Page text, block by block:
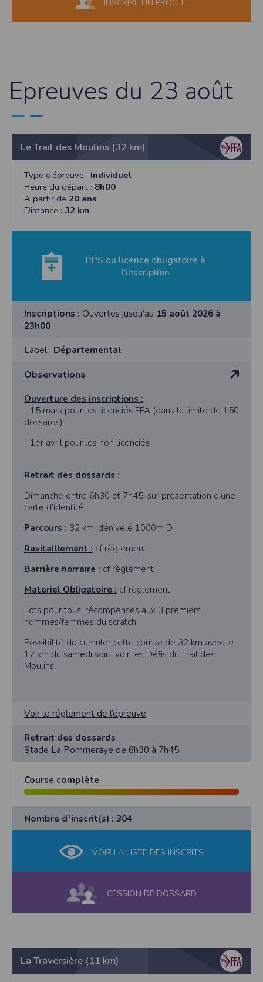
INSCRIRE UN PROCHE
Epreuves du 23 août
Le Trail des Moulins (32 km)
Type d’épreuve : Individuel
Heure du départ : 8h00
A partir de 20 ans
Distance : 32 km
PPS ou licence obligatoire à
l’inscription
Inscriptions : Ouvertes jusqu’au 15 août 2026 à
23h00
Label : Départemental
Observations
Ouverture des inscriptions :
- 15 mars pour les licenciés FFA (dans la limite de 150
dossards)
- 1er avril pour les non licenciés
Retrait des dossards :
Dimanche entre 6h30 et 7h45, sur présentation d'une
carte d'identité
Parcours : 32 km, dénivelé 1000m D
Ravitaillement : cf règlement
Barrière horraire : cf règlement
Materiel Obligatoire : cf règlement
Lots pour tous, récompenses aux 3 premiers
hommes/femmes du scratch
Possibilité de cumuler cette course de 32 km avec le
17 km du samedi soir : voir les Défis du Trail des
Moulins.
Voir le réglement de l’épreuve
Retrait des dossards
Stade La Pommeraye de 6h30 à 7h45
Course complète
Nombre d’inscrit(s) : 304
VOIR LA LISTE DES INSCRITS
CESSION DE DOSSARD
La Traversière (11 km)